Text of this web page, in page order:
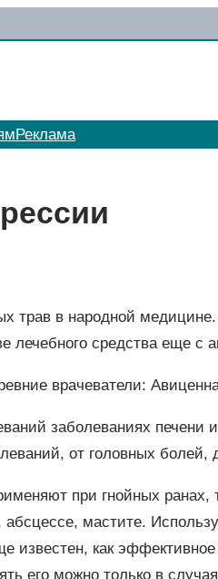
Реклама
трав в народной
лечебного средства еще с
врачеватели:
заболеваниях
от головных болей,
при гнойных
мастите.
известен, как
его можно только в